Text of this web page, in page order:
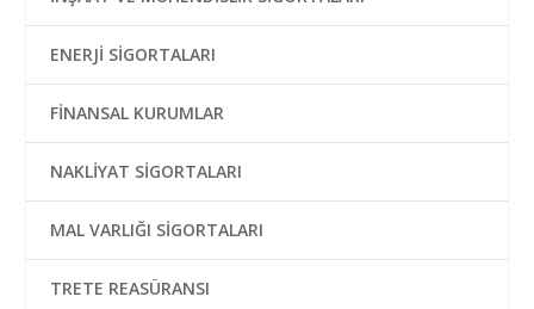
ENERJİ SİGORTALARI
FİNANSAL KURUMLAR
NAKLİYAT SİGORTALARI
MAL VARLIĞI SİGORTALARI
TRETE REASÜRANSI